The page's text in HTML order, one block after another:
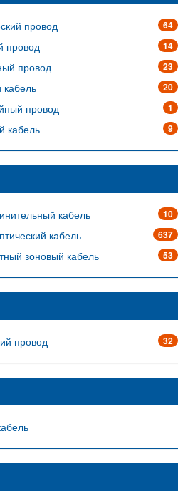
64
провод
14
провод
23
провод
20
кабель
1
провод
9
кабель
10
кабель
637
кабель
53
зоновый кабель
32
провод